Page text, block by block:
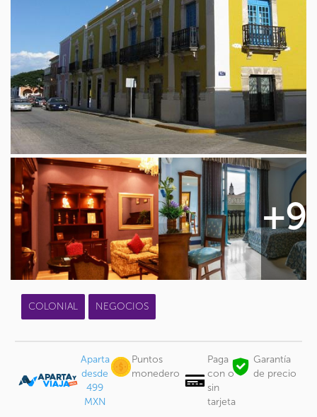
+9
COLONIAL NEGOCIOS
Aparta
desde
499
MXN
Puntos
monedero
Paga
con o
sin
tarjeta
Garantía
de precio